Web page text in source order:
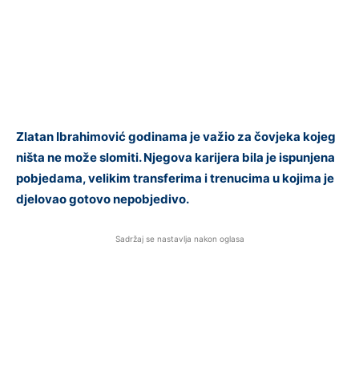
Zlatan Ibrahimović godinama je važio za čovjeka kojeg
ništa ne može slomiti. Njegova karijera bila je ispunjena
pobjedama, velikim transferima i trenucima u kojima je
djelovao gotovo nepobjedivo.
Sadržaj se nastavlja nakon oglasa